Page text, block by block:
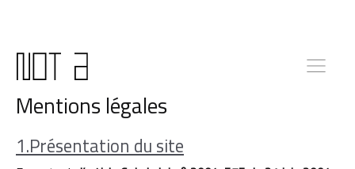
Mentions légales
1.Présentation du site